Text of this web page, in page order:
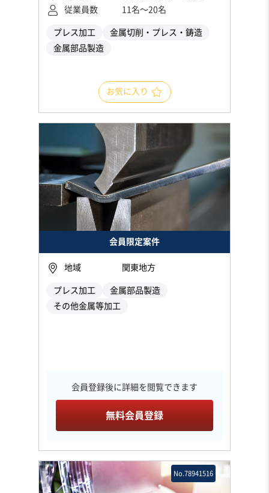
従業員数
11名〜20名
プレス加工
金属切削・プレス・鋳造
金属部品製造
お気に入り
会員限定案件
地域 関東地方
プレス加工
金属部品製造
その他金属等加工
会員登録後に詳細を閲覧できます
無料会員登録
No.78941516